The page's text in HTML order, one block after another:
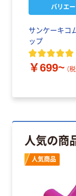
バリエ
サンケーキコ
ップ
￥699~ （
人気の商
人気商品